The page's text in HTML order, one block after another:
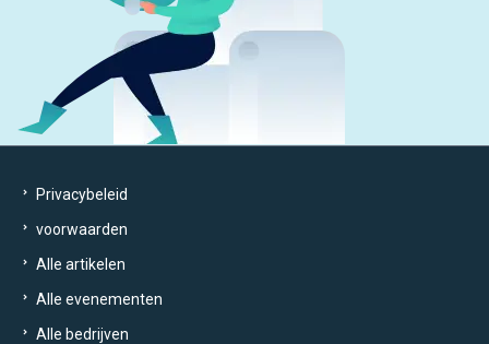
Privacybeleid
voorwaarden
Alle artikelen
Alle evenementen
Alle bedrijven